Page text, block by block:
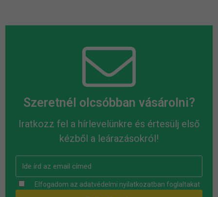
Szeretnél olcsóbban vásárolni?
Iratkozz fel a hírlevelünkre és értesülj első
kézből a leárazásokról!
Elfogadom az adatvédelmi nyilatkozatban foglaltakat